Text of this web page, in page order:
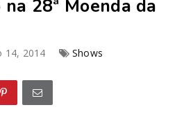
28ª Moenda da
14, 2014 Shows